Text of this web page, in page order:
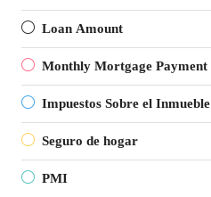
Loan Amount
Monthly Mortgage Payment
Impuestos Sobre el Inmueble
Seguro de hogar
PMI